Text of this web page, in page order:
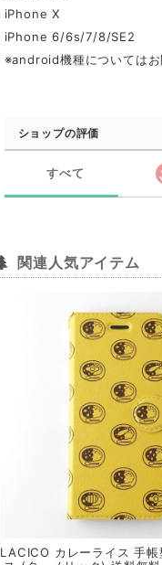
iPhone X
iPhone 6/6s/7/8/SE2
※android機種についてはお
ショップの評価
すべて
関連人気アイテム
LACICO カレーライス 手